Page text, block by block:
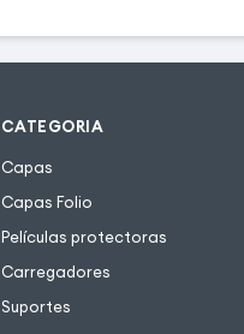
CATEGORIA
Capas
Capas Folio
Películas protectoras
Carregadores
Suportes